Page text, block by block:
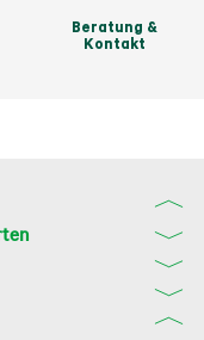
Beratung &
Kontakt